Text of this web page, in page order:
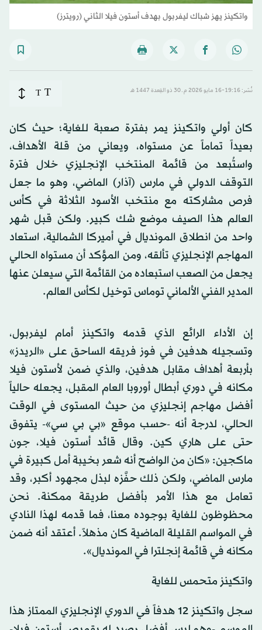
واتكينز يهز شباك ليفربول بهدف أستون فيلا الثاني (رويترز)
نُشر: 19:16-16 مايو 2026 م ـ 30 ذو القِعدة 1447 هـ T
T
كان أولي واتكينز يمر بفترة صعبة للغاية؛ حيث كان
بعيداً تماماً عن مستواه، ويعاني من قلة الأهداف،
واستُبعد من قائمة المنتخب الإنجليزي خلال فترة
التوقف الدولي في مارس (آذار) الماضي، وهو ما جعل
فرص مشاركته مع منتخب الأسود الثلاثة في كأس
العالم هذا الصيف موضع شك كبير. ولكن قبل شهر
واحد من انطلاق المونديال في أميركا الشمالية، استعاد
المهاجم الإنجليزي تألقه، ومن المؤكد أن مستواه الحالي
يجعل من الصعب استبعاده من القائمة التي سيعلن عنها
المدير الفني الألماني توماس توخيل لكأس العالم.
إن الأداء الرائع الذي قدمه واتكينز أمام ليفربول،
وتسجيله هدفين في فوز فريقه الساحق على «الريدز»
بأربعة أهداف مقابل هدفين، والذي ضمن لأستون فيلا
مكانه في دوري أبطال أوروبا العام المقبل، يجعله حالياً
أفضل مهاجم إنجليزي من حيث المستوى في الوقت
الحالي، لدرجة أنه -حسب موقع «بي بي سي»- يتفوق
حتى على هاري كين. وقال قائد أستون فيلا، جون
ماكجين: «كان من الواضح أنه شعر بخيبة أمل كبيرة في
مارس الماضي، ولكن ذلك حفَّزه لبذل مجهود أكبر، وقد
تعامل مع هذا الأمر بأفضل طريقة ممكنة. نحن
محظوظون للغاية بوجوده معنا، فما قدمه لهذا النادي
في المواسم القليلة الماضية كان مذهلاً. أعتقد أنه ضمن
مكانه في قائمة إنجلترا في المونديال».
واتكينز متحمس للغاية
سجل واتكينز 12 هدفاً في الدوري الإنجليزي الممتاز هذا